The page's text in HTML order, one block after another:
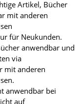
Artikel, Bücher
mit anderen
für Neukunden.
anwendbar und
via
mit anderen
anwendbar bei
auf